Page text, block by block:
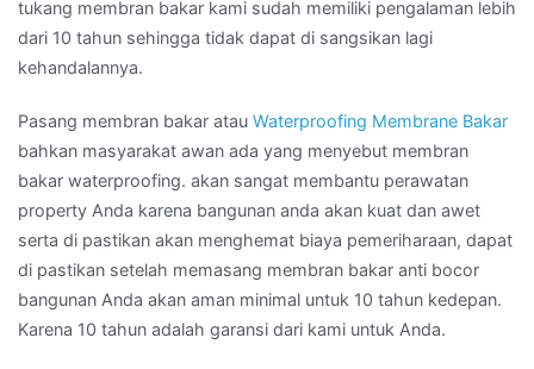
tukang membran bakar kami sudah memiliki pengalaman lebih
dari 10 tahun sehingga tidak dapat di sangsikan lagi
kehandalannya.
Pasang membran bakar atau Waterproofing Membrane Bakar
bahkan masyarakat awan ada yang menyebut membran
bakar waterproofing. akan sangat membantu perawatan
property Anda karena bangunan anda akan kuat dan awet
serta di pastikan akan menghemat biaya pemeriharaan, dapat
di pastikan setelah memasang membran bakar anti bocor
bangunan Anda akan aman minimal untuk 10 tahun kedepan.
Karena 10 tahun adalah garansi dari kami untuk Anda.